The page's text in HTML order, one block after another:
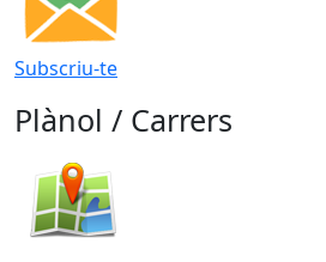
Subscriu-te
Plànol / Carrers